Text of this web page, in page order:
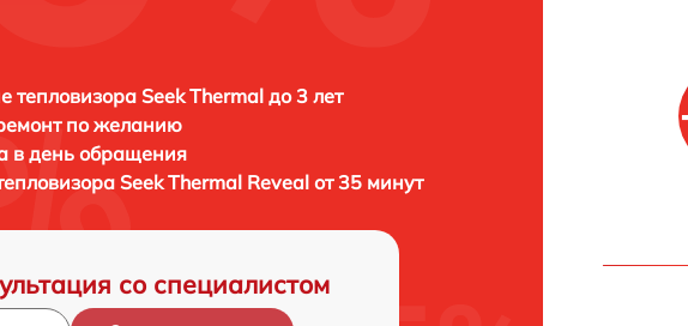
тепловизора Seek Thermal до 3 лет
по желанию
в день обращения
Seek Thermal Reveal от 35 минут
со специалистом